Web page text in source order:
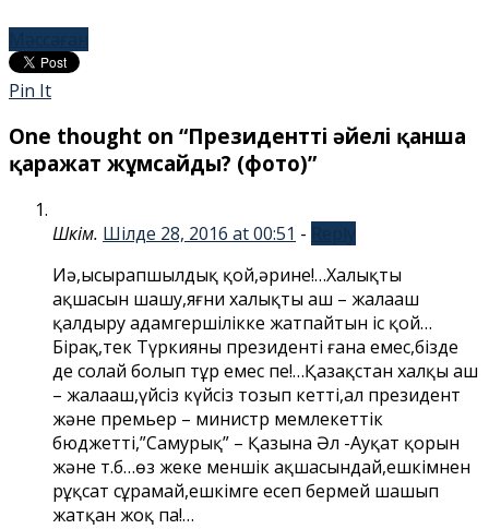
Pin It
One thought on “Президенттің әйелі қанша
қаражат жұмсайды? (фото)”
Шәкім. Шілде 28, 2016 at 00:51 -
Иә,ысырапшылдық қой,әрине!…Халықтың
ақшасын шашу,яғни халықты аш – жалаңаш
қалдыру адамгершілікке жатпайтын іс қой…
Бірақ,тек Түркияның президенті ғана емес,бізде
де солай болып тұр емес пе!…Қазақстан халқы аш
– жалаңаш,үйсіз күйсіз тозып кетті,ал президент
және премьер – министр мемлекеттік
бюджетті,”Самурық” – Қазына Әл -Ауқат қорын
және т.б…өз жеке меншік ақшасындай,ешкімнен
рұқсат сұрамай,ешкімге есеп бермей шашып
жатқан жоқ па!…